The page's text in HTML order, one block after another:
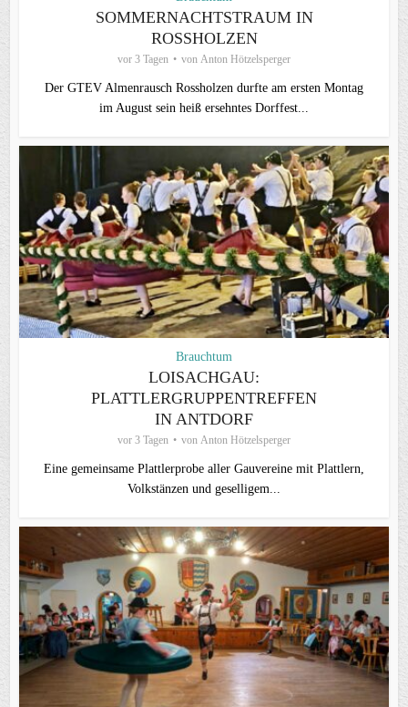
SOMMERNACHTSTRAUM IN
ROSSHOLZEN
vor 3 Tagen von Anton Hötzelsperger
Der GTEV Almenrausch Rossholzen durfte am ersten Montag
im August sein heiß ersehntes Dorffest...
Brauchtum
LOISACHGAU:
PLATTLERGRUPPENTREFFEN
IN ANTDORF
vor 3 Tagen von Anton Hötzelsperger
Eine gemeinsame Plattlerprobe aller Gauvereine mit Plattlern,
Volkstänzen und geselligem...